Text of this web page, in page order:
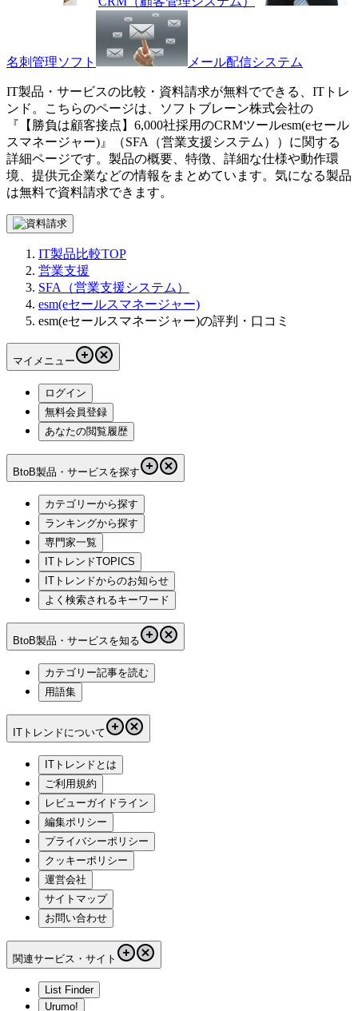
名刺管理ソフト メール配信システム
IT製品・サービスの比較・資料請求が無料でできる、ITトレ
ンド。こちらのページは、
ソフトブレーン株式会社の
『 【勝負は顧客接点】6,000社採用のCRMツールesm(eセール
スマネージャー) 』（SFA（営業支援システム）
）に関する
詳細ページです。製品の概要、特徴、詳細な仕様や動作環
境、提供元企業などの情報をまとめています。気になる製品
は無料で資料請求できます。
IT製品比較TOP
営業支援
SFA（営業支援システム）
esm(eセールスマネージャー)
esm(eセールスマネージャー)の評判・口コミ
マイメニュー
ログイン
無料会員登録
あなたの閲覧履歴
BtoB製品・サービスを探す
カテゴリーから探す
ランキングから探す
専門家一覧
ITトレンドTOPICS
ITトレンドからのお知らせ
よく検索されるキーワード
BtoB製品・サービスを知る
カテゴリー記事を読む
用語集
ITトレンドについて
ITトレンドとは
ご利用規約
レビューガイドライン
編集ポリシー
プライバシーポリシー
クッキーポリシー
運営会社
サイトマップ
お問い合わせ
関連サービス・サイト
List Finder
Urumo!